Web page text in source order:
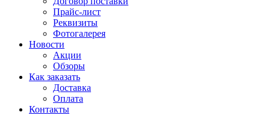
Прайс-лист
Реквизиты
Фотогалерея
Новости
Акции
Обзоры
Как заказать
Доставка
Оплата
Контакты